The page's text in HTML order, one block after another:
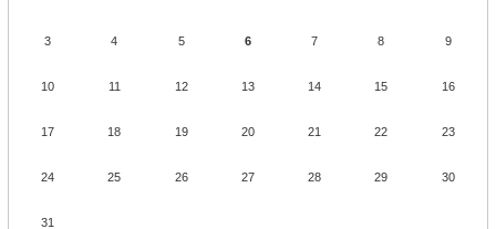
3 4 5 6 7 8 9
10 11 12 13 14 15 16
17 18 19 20 21 22 23
24 25 26 27 28 29 30
31